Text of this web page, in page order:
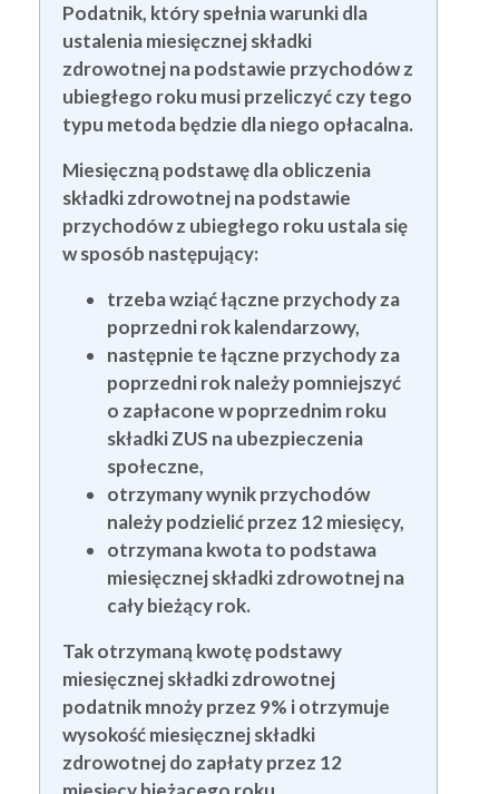
Podatnik, który spełnia warunki dla
ustalenia miesięcznej składki
zdrowotnej na podstawie przychodów z
ubiegłego roku musi przeliczyć czy tego
typu metoda będzie dla niego opłacalna.
Miesięczną podstawę dla obliczenia
składki zdrowotnej na podstawie
przychodów z ubiegłego roku ustala się
w sposób następujący:
trzeba wziąć łączne przychody za
poprzedni rok kalendarzowy,
następnie te łączne przychody za
poprzedni rok należy pomniejszyć
o zapłacone w poprzednim roku
składki ZUS na ubezpieczenia
społeczne,
otrzymany wynik przychodów
należy podzielić przez 12 miesięcy,
otrzymana kwota to podstawa
miesięcznej składki zdrowotnej na
cały bieżący rok.
Tak otrzymaną kwotę podstawy
miesięcznej składki zdrowotnej
podatnik mnoży przez 9% i otrzymuje
wysokość miesięcznej składki
zdrowotnej do zapłaty przez 12